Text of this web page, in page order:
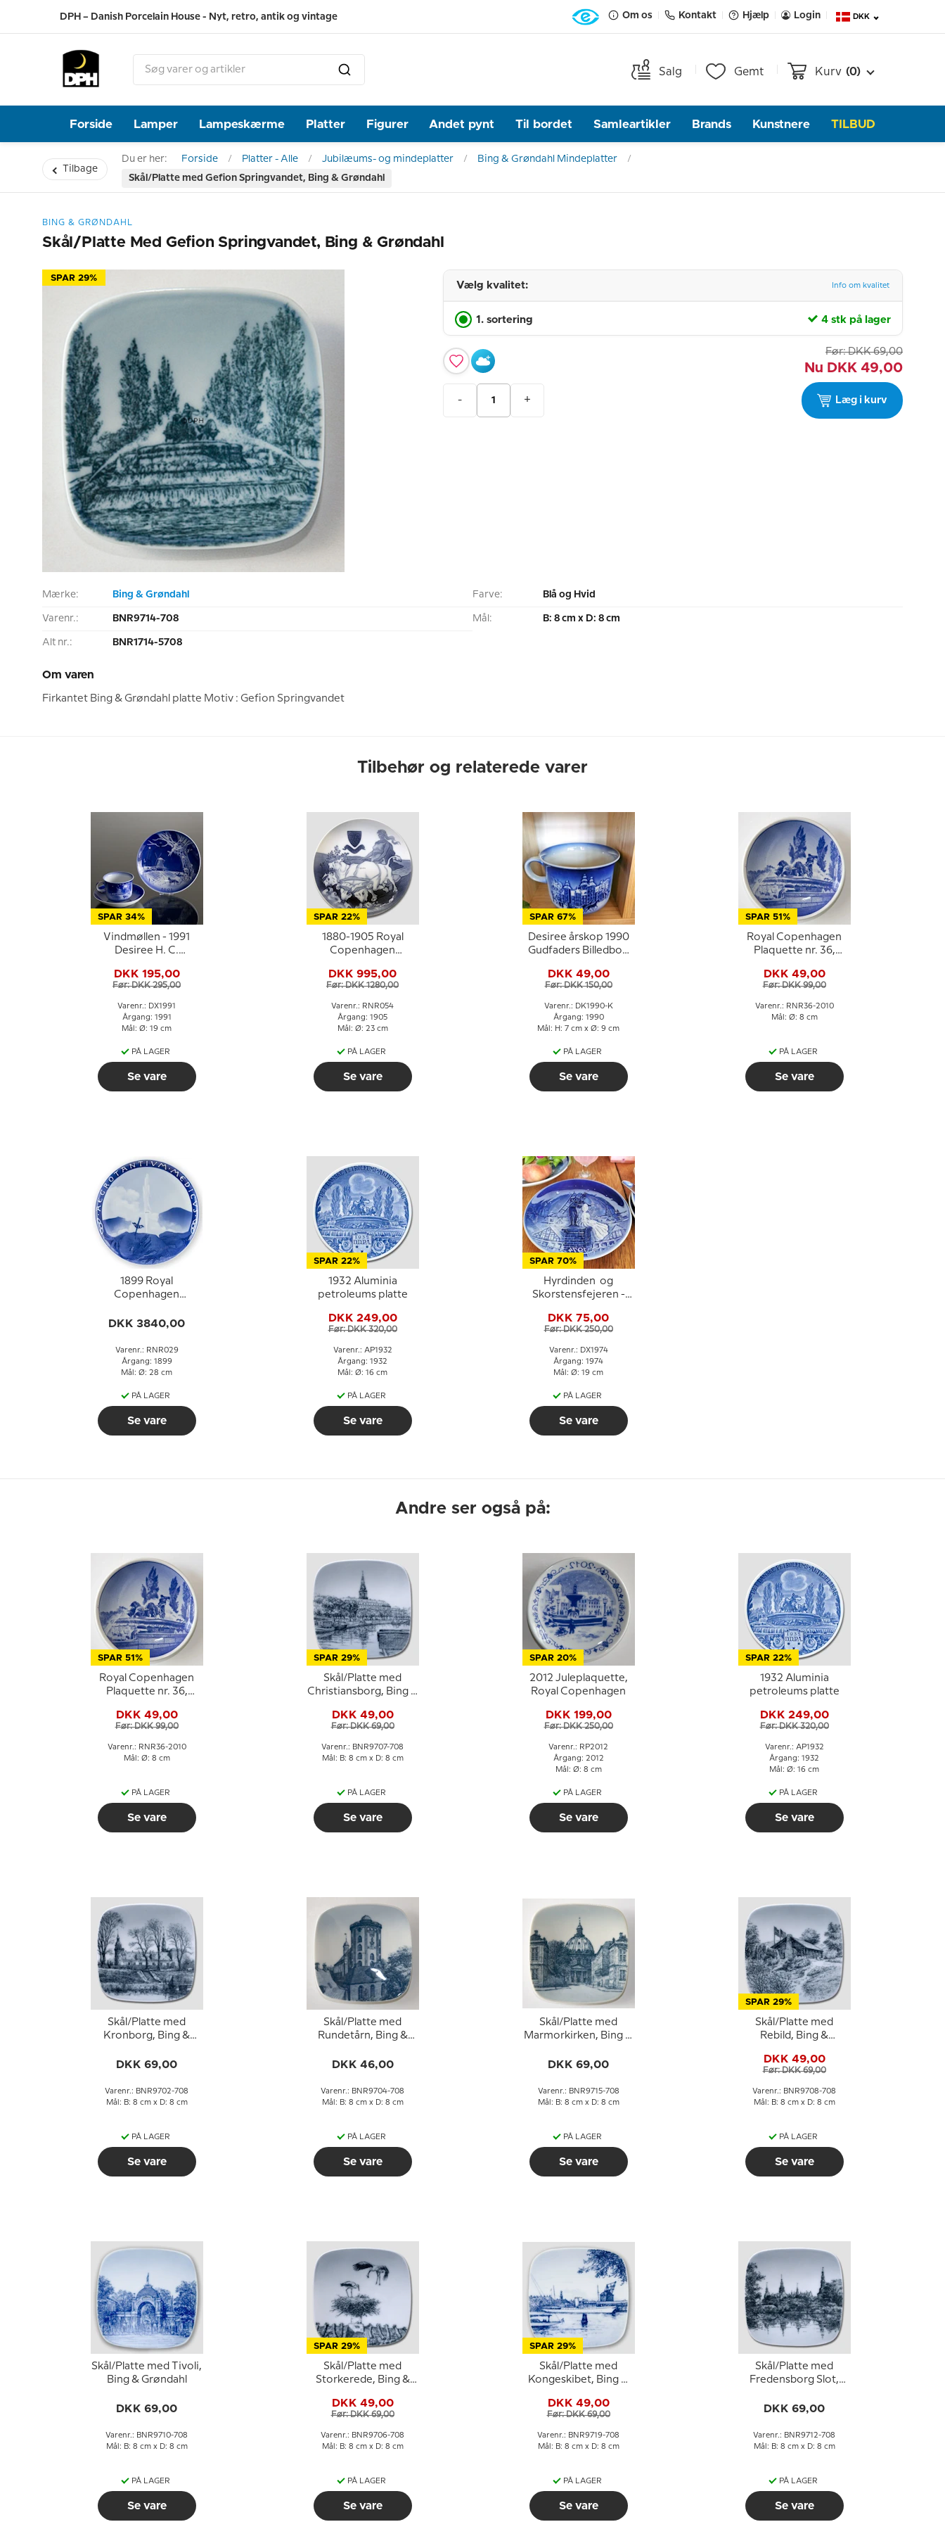
DPH – Danish Porcelain House - Nyt, retro, antik og vintage Om os Kontakt Hjælp Login DKK
Salg Gemt Kurv (0)
Forside Lamper Lampeskærme Platter Figurer Andet pynt Til bordet Samleartikler Brands Kunstnere TILBUD
Tilbage
Du er her: Forside Platter - Alle Jubilæums- og mindeplatter
Bing & Grøndahl Mindeplatter
Skål/Platte med Gefion Springvandet, Bing & Grøndahl
BING & GRØNDAHL
Skål/Platte Med Gefion Springvandet, Bing & Grøndahl
SPAR 29%
Vælg kvalitet: Info om kvalitet
1. sortering 4 stk på lager
Før: DKK 69,00
Nu DKK 49,00
- + Læg i kurv
Mærke: Bing & Grøndahl
Varenr.: BNR9714-708
Alt nr.: BNR1714-5708
Farve: Blå og Hvid
Mål: B: 8 cm x D: 8 cm
Om varen
Firkantet Bing & Grøndahl platte Motiv : Gefion Springvandet
Tilbehør og relaterede varer
SPAR 34%
Vindmøllen - 1991
Desiree H. C.
kagetallerken
DKK 195,00
Før: DKK 295,00
Varenr.: DX1991
Årgang: 1991
Mål: Ø: 19 cm
PÅ LAGER
Se vare
SPAR 22%
1880-1905 Royal
Copenhagen
pløjer
DKK 995,00
Før: DKK 1280,00
Varenr.: RNR054
Årgang: 1905
Mål: Ø: 23 cm
PÅ LAGER
Se vare
SPAR 67%
Desiree årskop 1990
Gudfaders Billedbog
DKK 49,00
Før: DKK 150,00
Varenr.: DK1990-K
Årgang: 1990
Mål: H: 7 cm x Ø: 9 cm
PÅ LAGER
Se vare
SPAR 51%
Royal Copenhagen
Plaquette nr. 36,
DKK 49,00
Før: DKK 99,00
Varenr.: RNR36-2010
Mål: Ø: 8 cm
PÅ LAGER
Se vare
1899 Royal
Copenhagen
AEGROTANTIUM
DKK 3840,00
Varenr.: RNR029
Årgang: 1899
Mål: Ø: 28 cm
PÅ LAGER
Se vare
SPAR 22%
1932 Aluminia
petroleums platte
DKK 249,00
Før: DKK 320,00
Varenr.: AP1932
Årgang: 1932
Mål: Ø: 16 cm
PÅ LAGER
Se vare
SPAR 70%
Hyrdinden og
Skorstensfejeren -
Andersen Juleplatte
DKK 75,00
Før: DKK 250,00
Varenr.: DX1974
Årgang: 1974
Mål: Ø: 19 cm
PÅ LAGER
Se vare
Andre ser også på:
SPAR 51%
Royal Copenhagen
Plaquette nr. 36,
DKK 49,00
Før: DKK 99,00
Varenr.: RNR36-2010
Mål: Ø: 8 cm
PÅ LAGER
Se vare
SPAR 29%
Skål/Platte med
Christiansborg, Bing &
DKK 49,00
Før: DKK 69,00
Varenr.: BNR9707-708
Mål: B: 8 cm x D: 8 cm
PÅ LAGER
Se vare
SPAR 20%
2012 Juleplaquette,
Royal Copenhagen
DKK 199,00
Før: DKK 250,00
Varenr.: RP2012
Årgang: 2012
Mål: Ø: 8 cm
PÅ LAGER
Se vare
SPAR 22%
1932 Aluminia
petroleums platte
DKK 249,00
Før: DKK 320,00
Varenr.: AP1932
Årgang: 1932
Mål: Ø: 16 cm
PÅ LAGER
Se vare
Skål/Platte med
Kronborg, Bing &
DKK 69,00
Varenr.: BNR9702-708
Mål: B: 8 cm x D: 8 cm
PÅ LAGER
Se vare
Skål/Platte med
Rundetårn, Bing &
DKK 46,00
Varenr.: BNR9704-708
Mål: B: 8 cm x D: 8 cm
PÅ LAGER
Se vare
Skål/Platte med
Marmorkirken, Bing &
DKK 69,00
Varenr.: BNR9715-708
Mål: B: 8 cm x D: 8 cm
PÅ LAGER
Se vare
SPAR 29%
Skål/Platte med
Rebild, Bing &
DKK 49,00
Før: DKK 69,00
Varenr.: BNR9708-708
Mål: B: 8 cm x D: 8 cm
PÅ LAGER
Se vare
Skål/Platte med Tivoli,
Bing & Grøndahl
DKK 69,00
Varenr.: BNR9710-708
Mål: B: 8 cm x D: 8 cm
PÅ LAGER
Se vare
SPAR 29%
Skål/Platte med
Storkerede, Bing &
DKK 49,00
Før: DKK 69,00
Varenr.: BNR9706-708
Mål: B: 8 cm x D: 8 cm
PÅ LAGER
Se vare
SPAR 29%
Skål/Platte med
Kongeskibet, Bing &
DKK 49,00
Før: DKK 69,00
Varenr.: BNR9719-708
Mål: B: 8 cm x D: 8 cm
PÅ LAGER
Se vare
Skål/Platte med
Fredensborg Slot,
DKK 69,00
Varenr.: BNR9712-708
Mål: B: 8 cm x D: 8 cm
PÅ LAGER
Se vare